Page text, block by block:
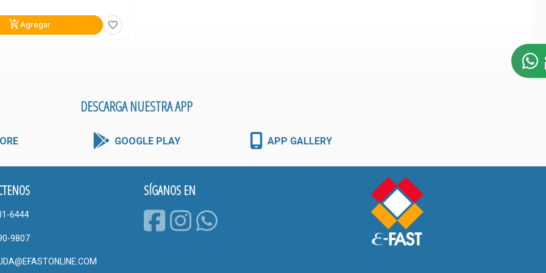
add_shopping_cartAgregar favorite_border
DESCARGA NUESTRA APP
GOOGLE PLAY APP GALLERY
6444
9807
SÍGANOS EN